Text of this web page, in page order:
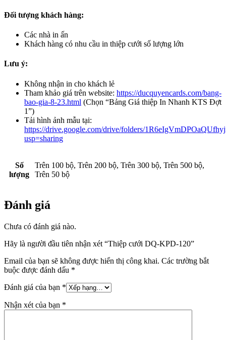
Đối tượng khách hàng:
Các nhà in ấn
Khách hàng có nhu cầu in thiệp cưới số lượng lớn
Lưu ý:
Không nhận in cho khách lẻ
Tham khảo giá trên website: https://ducquyencards.com/bang-
bao-gia-8-23.html (Chọn “Bảng Giá thiệp In Nhanh KTS Đợt
1”)
Tải hình ảnh mẫu tại:
https://drive.google.com/drive/folders/
usp=sharing
Số
lượng
Trên 100 bộ, Trên 200 bộ, Trên 300 bộ, Trên 500 bộ,
Trên 50 bộ
Đánh giá
Chưa có đánh giá nào.
Hãy là người đầu tiên nhận xét “Thiệp cưới DQ-KPD-120”
Email của bạn sẽ không được hiển thị công khai. Các trường bắt
buộc được đánh dấu *
Đánh giá của bạn *
Nhận xét của bạn *